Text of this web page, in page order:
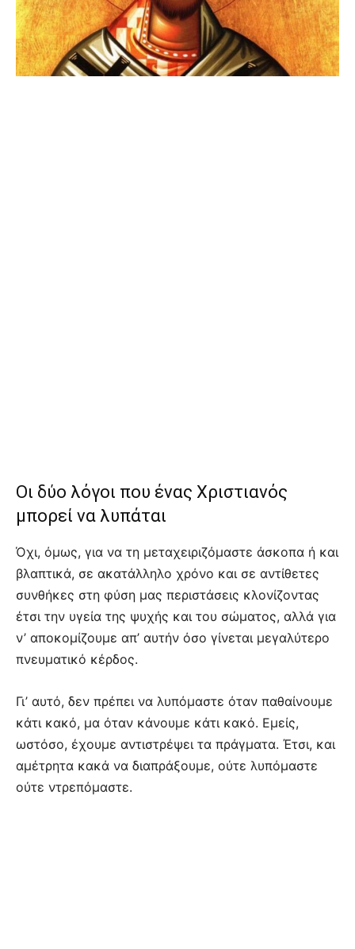
Οι δύο λόγοι που ένας Χριστιανός
μπορεί να λυπάται
Όχι, όμως, για να τη μεταχειριζόμαστε άσκοπα ή και
βλαπτικά, σε ακατάλληλο χρόνο και σε αντίθετες
συνθήκες στη φύση μας περιστάσεις κλονίζοντας
έτσι την υγεία της ψυχής και του σώματος, αλλά για
ν’ αποκομίζουμε απ’ αυτήν όσο γίνεται μεγαλύτερο
πνευματικό κέρδος.
Γι’ αυτό, δεν πρέπει να λυπόμαστε όταν παθαίνουμε
κάτι κακό, μα όταν κάνουμε κάτι κακό. Εμείς,
ωστόσο, έχουμε αντιστρέψει τα πράγματα. Έτσι, και
αμέτρητα κακά να διαπράξουμε, ούτε λυπόμαστε
ούτε ντρεπόμαστε.